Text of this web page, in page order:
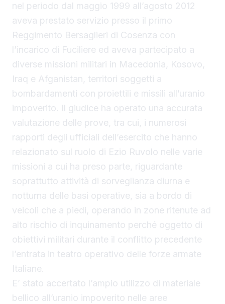
nel periodo dal maggio 1999 all’agosto 2012
aveva prestato servizio presso il primo
Reggimento Bersaglieri di Cosenza con
l’incarico di Fuciliere ed aveva partecipato a
diverse missioni militari in Macedonia, Kosovo,
Iraq e Afganistan, territori soggetti a
bombardamenti con proiettili e missili all’uranio
impoverito. Il giudice ha operato una accurata
valutazione delle prove, tra cui, i numerosi
rapporti degli ufficiali dell’esercito che hanno
relazionato sul ruolo di Ezio Ruvolo nelle varie
missioni a cui ha preso parte, riguardante
soprattutto attività di sorveglianza diurna e
notturna delle basi operative, sia a bordo di
veicoli che a piedi, operando in zone ritenute ad
alto rischio di inquinamento perché oggetto di
obiettivi militari durante il conflitto precedente
l’entrata in teatro operativo delle forze armate
Italiane.
E’ stato accertato l’ampio utilizzo di materiale
bellico all’uranio impoverito nelle aree